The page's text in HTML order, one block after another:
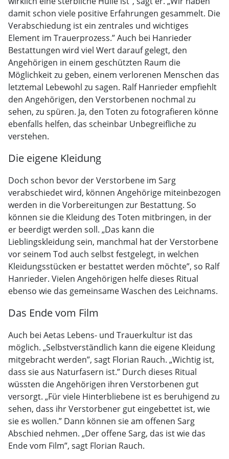
damit schon viele positive Erfahrungen gesammelt. Die
Verabschiedung ist ein zentrales und wichtiges
Element im Trauerprozess.” Auch bei Hanrieder
Bestattungen wird viel Wert darauf gelegt, den
Angehörigen in einem geschützten Raum die
Möglichkeit zu geben, einem verlorenen Menschen das
letztemal Lebewohl zu sagen. Ralf Hanrieder empfiehlt
den Angehörigen, den Verstorbenen nochmal zu
sehen, zu spüren. Ja, den Toten zu fotografieren könne
ebenfalls helfen, das scheinbar Unbegreifliche zu
verstehen.
Die eigene Kleidung
Doch schon bevor der Verstorbene im Sarg
verabschiedet wird, können Angehörige miteinbezogen
werden in die Vorbereitungen zur Bestattung. So
können sie die Kleidung des Toten mitbringen, in der
er beerdigt werden soll. „Das kann die
Lieblingskleidung sein, manchmal hat der Verstorbene
vor seinem Tod auch selbst festgelegt, in welchen
Kleidungsstücken er bestattet werden möchte”, so Ralf
Hanrieder. Vielen Angehörigen helfe dieses Ritual
ebenso wie das gemeinsame Waschen des Leichnams.
Das Ende vom Film
Auch bei Aetas Lebens- und Trauerkultur ist das
möglich. „Selbstverständlich kann die eigene Kleidung
mitgebracht werden”, sagt Florian Rauch. „Wichtig ist,
dass sie aus Naturfasern ist.” Durch dieses Ritual
wüssten die Angehörigen ihren Verstorbenen gut
versorgt. „Für viele Hinterbliebene ist es beruhigend zu
sehen, dass ihr Verstorbener gut eingebettet ist, wie
sie es wollen.” Dann können sie am offenen Sarg
Abschied nehmen. „Der offene Sarg, das ist wie das
Ende vom Film”, sagt Florian Rauch.